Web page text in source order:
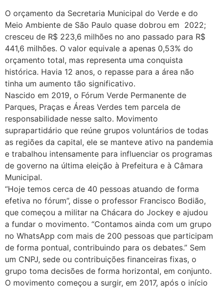
O orçamento da Secretaria Municipal do Verde e do
Meio Ambiente de São Paulo quase dobrou em 2022;
cresceu de R$ 223,6 milhões no ano passado para R$
441,6 milhões. O valor equivale a apenas 0,53% do
orçamento total, mas representa uma conquista
histórica. Havia 12 anos, o repasse para a área não
tinha um aumento tão significativo.
Nascido em 2019, o Fórum Verde Permanente de
Parques, Praças e Áreas Verdes tem parcela de
responsabilidade nesse salto. Movimento
suprapartidário que reúne grupos voluntários de todas
as regiões da capital, ele se manteve ativo na pandemia
e trabalhou intensamente para influenciar os programas
de governo na última eleição à Prefeitura e à Câmara
Municipal.
“Hoje temos cerca de 40 pessoas atuando de forma
efetiva no fórum”, disse o professor Francisco Bodião,
que começou a militar na Chácara do Jockey e ajudou
a fundar o movimento. “Contamos ainda com um grupo
no WhatsApp com mais de 200 pessoas que participam
de forma pontual, contribuindo para os debates.” Sem
um CNPJ, sede ou contribuições financeiras fixas, o
grupo toma decisões de forma horizontal, em conjunto.
O movimento começou a surgir, em 2017, após o início